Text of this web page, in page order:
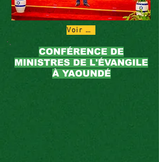
Voir plus
CONFÉRENCE DE
MINISTRES DE L'ÉVANGILE
À YAOUNDÉ